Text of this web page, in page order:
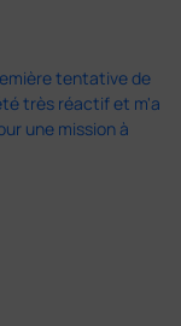
tentative de
très réactif et m'a
une mission à